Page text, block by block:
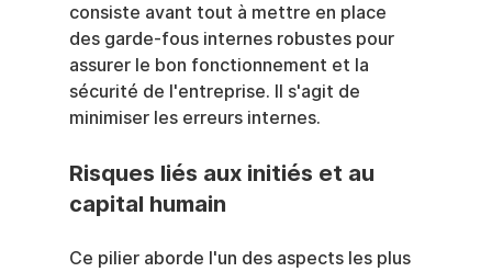
consiste avant tout à mettre en place
des garde-fous internes robustes pour
assurer le bon fonctionnement et la
sécurité de l'entreprise. Il s'agit de
minimiser les erreurs internes.
Risques liés aux initiés et au
capital humain
Ce pilier aborde l'un des aspects les plus